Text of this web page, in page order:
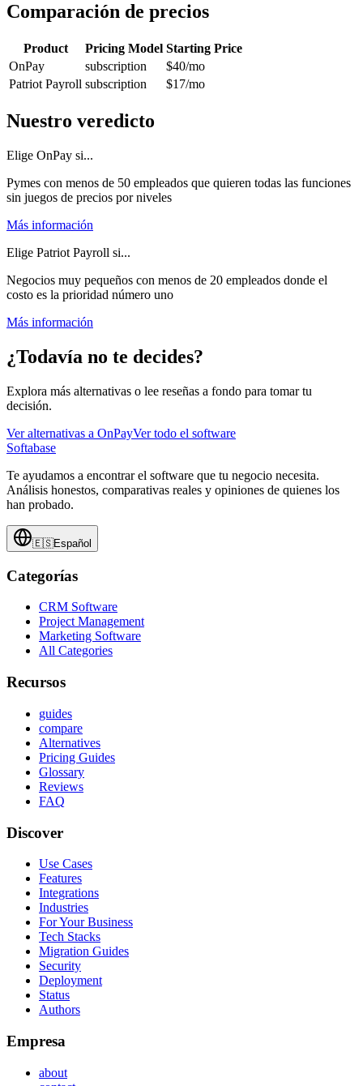
Comparación de precios
Product Pricing Model Starting Price
OnPay
subscription $40/mo
Patriot Payroll subscription $17/mo
Nuestro veredicto
Elige OnPay si...
Pymes con menos de 50 empleados que quieren todas las funciones
sin juegos de precios por niveles
Más información
Elige Patriot Payroll si...
Negocios muy pequeños con menos de 20 empleados donde el
costo es la prioridad número uno
Más información
¿Todavía no te decides?
Explora más alternativas o lee reseñas a fondo para tomar tu
decisión.
Ver alternativas a OnPayVer todo el software
Softabase
Te ayudamos a encontrar el software que tu negocio necesita.
Análisis honestos, comparativas reales y opiniones de quienes los
han probado.
🇪🇸Español
Categorías
CRM Software
Project Management
Marketing Software
All Categories
Recursos
guides
compare
Alternatives
Pricing Guides
Glossary
Reviews
FAQ
Discover
Use Cases
Features
Integrations
Industries
For Your Business
Tech Stacks
Migration Guides
Security
Deployment
Status
Authors
Empresa
about